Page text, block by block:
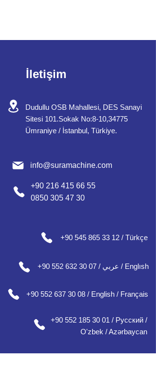
İletişim
Dudullu OSB Mahallesi, DES Sanayi
Sitesi 101.Sokak No:8-10,34775
Ümraniye / İstanbul, Türkiye.
info@suramachine.com
+90 216 415 66 55
0850 305 47 30
+90 545 865 33 12 / Türkçe
+90 552 632 30 07 / عربي / Englısh
+90 552 637 30 08 / English / Français
+90 552 185 30 01 / Русский /
О'zbek / Azərbaycan